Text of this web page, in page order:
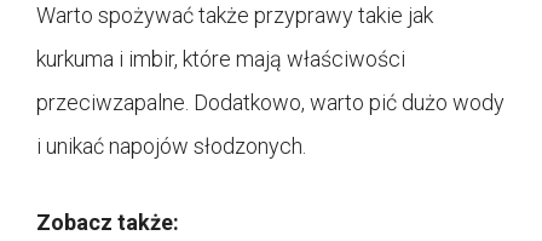
Warto spożywać także przyprawy takie jak
kurkuma i imbir, które mają właściwości
przeciwzapalne. Dodatkowo, warto pić dużo wody
i unikać napojów słodzonych.
Zobacz także: